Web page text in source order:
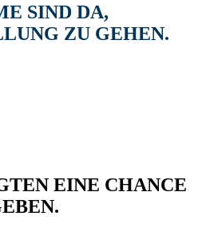
SIND DA,
ZU GEHEN.
EINE CHANCE